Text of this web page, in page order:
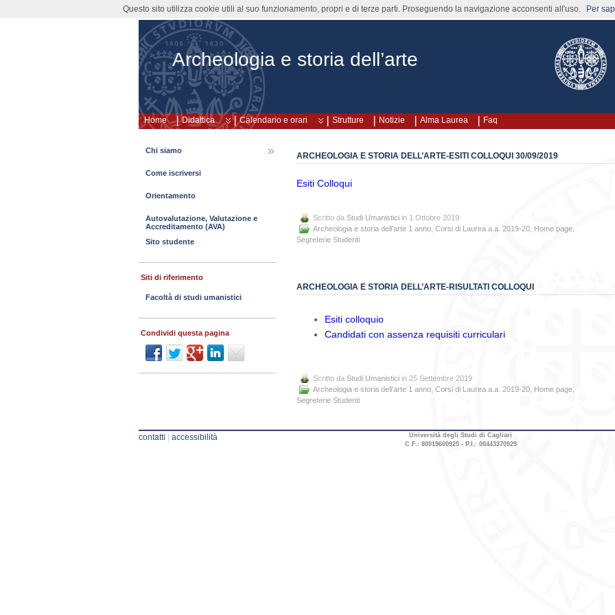
Archeologia e storia dell’arte
Home Didattica Calendario e orari Strutture Notizie Alma Laurea Faq
ARCHEOLOGIA E STORIA DELL’ARTE-ESITI COLLOQUI 30/09/2019
Esiti Colloqui
Scritto da Studi Umanistici in 1 Ottobre 2019
Archeologia e storia dell’arte 1 anno Corsi di Laurea a.a. 2019-20 Home page
Segreterie Studenti
ARCHEOLOGIA E STORIA DELL’ARTE-RISULTATI COLLOQUI
Esiti colloquio
Candidati con assenza requisiti curriculari
Scritto da Studi Umanistici in 25 Settembre 2019
Archeologia e storia dell’arte 1 anno Corsi di Laurea a.a. 2019-20 Home page
Segreterie Studenti
Chi siamo
Come iscriversi
Orientamento
Autovalutazione, Valutazione e
Accreditamento (AVA)
Sito studente
Siti di riferimento
Facoltà di studi umanistici
Condividi questa pagina
contatti | accessibilità
Università degli Studi di Cagliari
C.F.: 80019600925 - P.I.: 00443370929
Questo sito utilizza cookie utili al suo funzionamento, propri e di terze parti. Proseguendo la navigazione acconsenti all'uso. Per